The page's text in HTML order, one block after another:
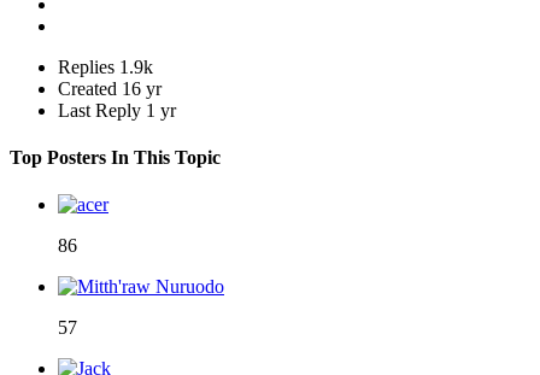
Replies 1.9k
Created 16 yr
Last Reply 1 yr
Top Posters In This Topic
86
57